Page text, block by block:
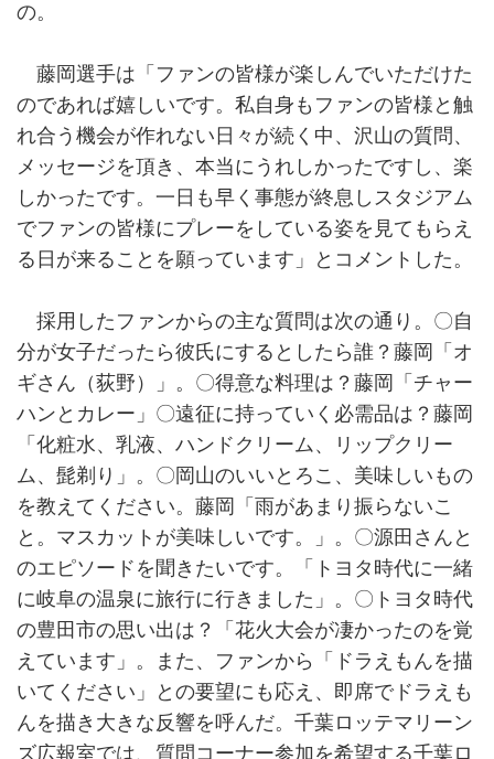
の。
藤岡選手は「ファンの皆様が楽しんでいただけた
のであれば嬉しいです。私自身もファンの皆様と触
れ合う機会が作れない日々が続く中、沢山の質問、
メッセージを頂き、本当にうれしかったですし、楽
しかったです。一日も早く事態が終息しスタジアム
でファンの皆様にプレーをしている姿を見てもらえ
る日が来ることを願っています」とコメントした。
採用したファンからの主な質問は次の通り。〇自
分が女子だったら彼氏にするとしたら誰？藤岡「オ
ギさん（荻野）」。〇得意な料理は？藤岡「チャー
ハンとカレー」〇遠征に持っていく必需品は？藤岡
「化粧水、乳液、ハンドクリーム、リップクリー
ム、髭剃り」。〇岡山のいいとろこ、美味しいもの
を教えてください。藤岡「雨があまり振らないこ
と。マスカットが美味しいです。」。〇源田さんと
のエピソードを聞きたいです。「トヨタ時代に一緒
に岐阜の温泉に旅行に行きました」。〇トヨタ時代
の豊田市の思い出は？「花火大会が凄かったのを覚
えています」。また、ファンから「ドラえもんを描
いてください」との要望にも応え、即席でドラえも
んを描き大きな反響を呼んだ。千葉ロッテマリーン
ズ広報室では、質問コーナー参加を希望する千葉ロ